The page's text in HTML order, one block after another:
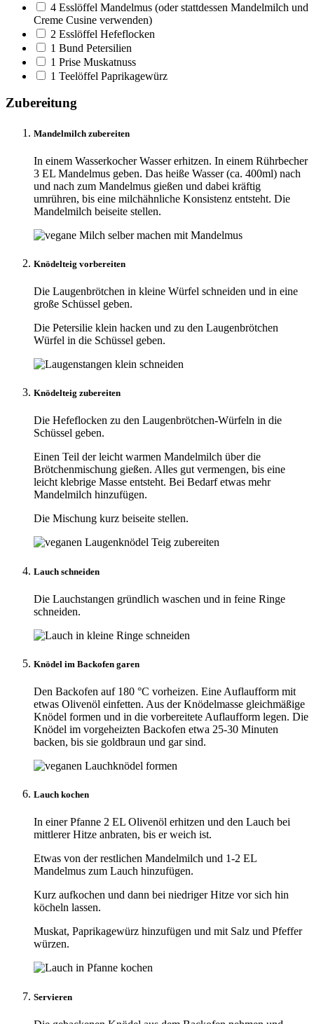
4 Esslöffel Mandelmus (oder stattdessen Mandelmilch und
Creme Cusine verwenden)
2 Esslöffel Hefeflocken
1 Bund Petersilien
1 Prise Muskatnuss
1 Teelöffel Paprikagewürz
Zubereitung
Mandelmilch zubereiten
In einem Wasserkocher Wasser erhitzen. In einem Rührbecher
3 EL Mandelmus geben. Das heiße Wasser (ca. 400ml) nach
und nach zum Mandelmus gießen und dabei kräftig
umrühren, bis eine milchähnliche Konsistenz entsteht. Die
Mandelmilch beiseite stellen.
Knödelteig vorbereiten
Die Laugenbrötchen in kleine Würfel schneiden und in eine
große Schüssel geben.
Die Petersilie klein hacken und zu den Laugenbrötchen
Würfel in die Schüssel geben.
Knödelteig zubereiten
Die Hefeflocken zu den Laugenbrötchen-Würfeln in die
Schüssel geben.
Einen Teil der leicht warmen Mandelmilch über die
Brötchenmischung gießen. Alles gut vermengen, bis eine
leicht klebrige Masse entsteht. Bei Bedarf etwas mehr
Mandelmilch hinzufügen.
Die Mischung kurz beiseite stellen.
Lauch schneiden
Die Lauchstangen gründlich waschen und in feine Ringe
schneiden.
Knödel im Backofen garen
Den Backofen auf 180 °C vorheizen. Eine Auflaufform mit
etwas Olivenöl einfetten. Aus der Knödelmasse gleichmäßige
Knödel formen und in die vorbereitete Auflaufform legen. Die
Knödel im vorgeheizten Backofen etwa 25-30 Minuten
backen, bis sie goldbraun und gar sind.
Lauch kochen
In einer Pfanne 2 EL Olivenöl erhitzen und den Lauch bei
mittlerer Hitze anbraten, bis er weich ist.
Etwas von der restlichen Mandelmilch und 1-2 EL
Mandelmus zum Lauch hinzufügen.
Kurz aufkochen und dann bei niedriger Hitze vor sich hin
köcheln lassen.
Muskat, Paprikagewürz hinzufügen und mit Salz und Pfeffer
würzen.
Servieren